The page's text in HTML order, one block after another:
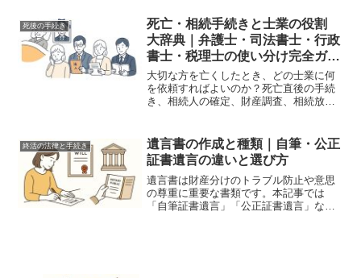
死後の手続き
死亡・相続手続きと士業の役割
大辞典｜弁護士・司法書士・行政
書士・税理士の使い分け完全ガイ
ド
大切な方を亡くしたとき、どの士業に何
を依頼すればよいのか？死亡直後の手続
き、相続人の確定、財産調査、相続放
ド。正しい専門家選びで、相続の不安と
負担を減らしましょう。
終活の法律と手続き
遺言書の作成と種類｜自筆・公正
証書遺言の違いと選び方
遺言書は財産分けのトラブル防止や意思
の尊重に重要な書類です。本記事では
「自筆証書遺言」「公正証書遺言」など